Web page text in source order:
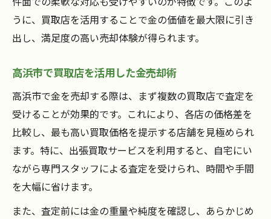
うに、買取店を活用することで金の価値を最大限に引き
出し、満足度の高い売却体験が得られます。
高浜市で買取店を活用した金売却術
高浜市で金を売却する際は、まず複数の買取店で査定を
受けることが効果的です。これにより、各店の価格差を
比較し、最も高い買取価格を提示する店舗を見極められ
ます。特に、出張買取サービスを利用すると、自宅にい
ながら専門スタッフによる査定を受けられ、時間や手間
を大幅に省けます。
また、査定前には金の重量や純度を確認し、あらかじめ